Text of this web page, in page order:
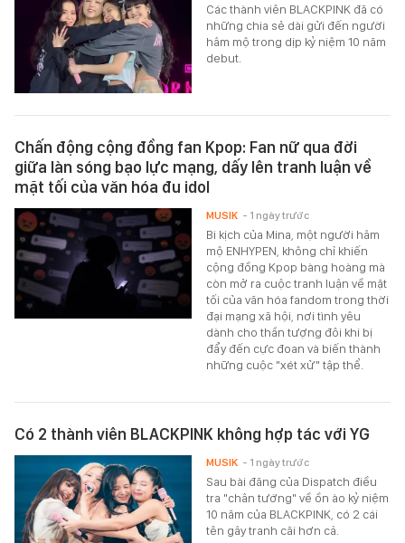
Các thành viên BLACKPINK đã có
những chia sẻ dài gửi đến người
hâm mộ trong dịp kỷ niệm 10 năm
debut.
Chấn động cộng đồng fan Kpop: Fan nữ qua đời
giữa làn sóng bạo lực mạng, dấy lên tranh luận về
mặt tối của văn hóa đu idol
Bi kịch của Mina, một người hâm
mộ ENHYPEN, không chỉ khiến
cộng đồng Kpop bàng hoàng mà
còn mở ra cuộc tranh luận về mặt
tối của văn hóa fandom trong thời
đại mạng xã hội, nơi tình yêu
dành cho thần tượng đôi khi bị
đẩy đến cực đoan và biến thành
những cuộc "xét xử" tập thể.
MUSIK - 1 ngày trước
Có 2 thành viên BLACKPINK không hợp tác với YG
Sau bài đăng của Dispatch điều
tra "chân tướng" về ồn ào kỷ niệm
10 năm của BLACKPINK, có 2 cái
tên gây tranh cãi hơn cả.
MUSIK - 1 ngày trước